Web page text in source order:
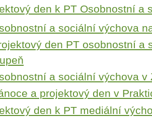
den k PT Osobnostní a
a sociální výchova
den PT osobnostní a
a sociální výchova v
a projektový den v
den k PT mediální